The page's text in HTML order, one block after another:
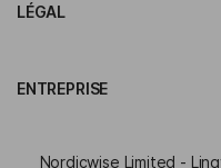
LÉGAL
Formulaire de
ENTREPRISE
Nordicwise Limited -